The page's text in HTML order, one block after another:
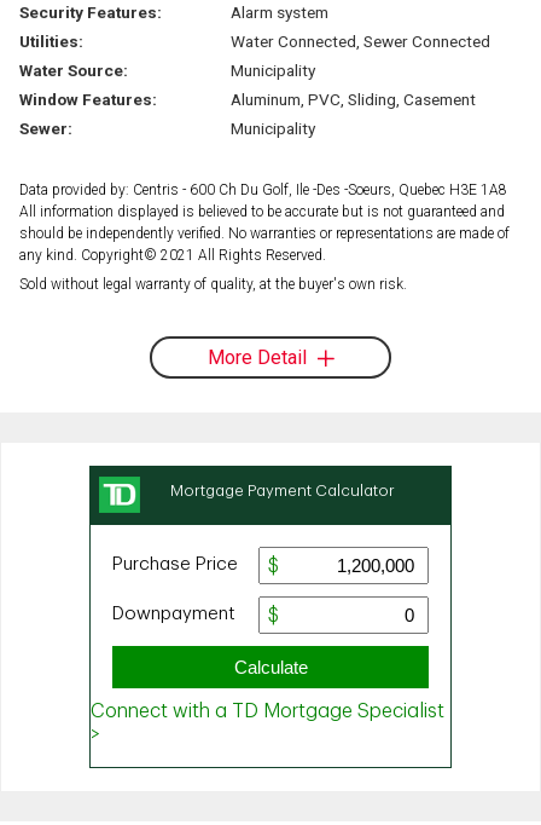
Security Features:
Alarm system
Utilities:
Water Connected, Sewer Connected
Water Source:
Municipality
Window Features:
Aluminum, PVC, Sliding, Casement
Sewer:
Municipality
Data provided by: Centris - 600 Ch Du Golf, Ile -Des -Soeurs, Quebec H3E 1A8
All information displayed is believed to be accurate but is not guaranteed and
should be independently verified. No warranties or representations are made of
any kind. Copyright© 2021 All Rights Reserved.
Sold without legal warranty of quality, at the buyer's own risk.
More Detail